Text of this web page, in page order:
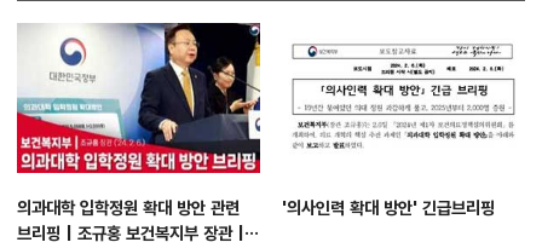
의과대학 입학정원 확대 방안 관련
브리핑 | 조규홍 보건복지부 장관 |
'의사인력 확대 방안' 긴급브리핑